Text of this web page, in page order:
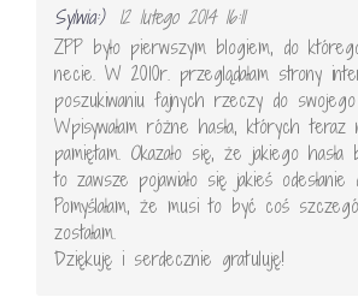
Sylwia:)
12 lutego 2014 16:11
ZPP było pierwszym blogiem, do
necie. W 2010r. przeglądałam strony
poszukiwaniu fajnych rzeczy do
Wpisywałam różne hasła, których teraz
pamiętam. Okazało się, że jakiego hasła
to zawsze pojawiało się jakieś odesłanie
Pomyślałam, że musi to być coś
zostałam.
Dziękuję i serdecznie gratuluję!